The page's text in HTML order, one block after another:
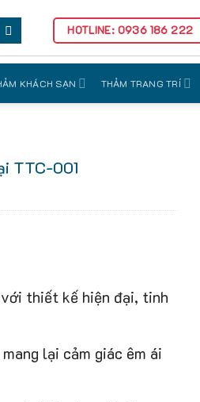
HOTLINE: 0936 186 222
KHÁCH SẠN THẢM TRANG TRÍ
TTC-001
thiết kế hiện đại, tinh
lại cảm giác êm ái